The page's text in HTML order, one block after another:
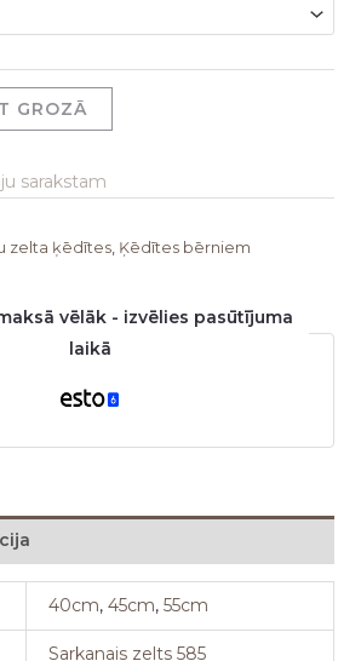
GROZĀ
sarakstam
zelta ķēdītes, Ķēdītes bērniem
vēlāk - izvēlies pasūtījuma
laikā
40cm,45cm,55cm
Sarkanais zelts 585